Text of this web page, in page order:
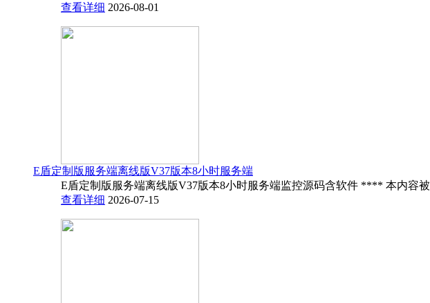
查看详细 2026-08-01
E盾定制版服务端离线版V37版本8小时服务端
E盾定制版服务端离线版V37版本8小时服务端监控源码含软件 **** 本内容被
查看详细 2026-07-15